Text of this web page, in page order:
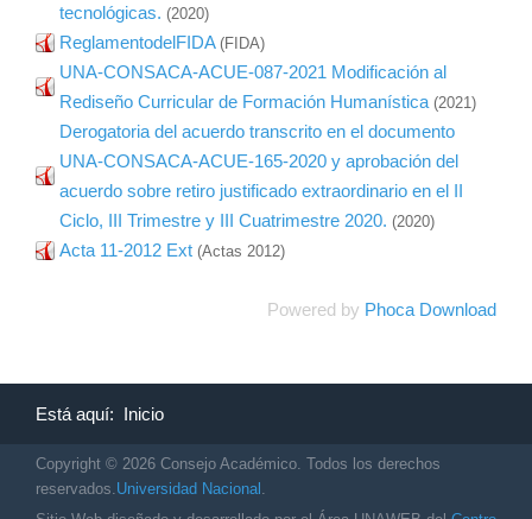
tecnológicas. (2020)
ReglamentodelFIDA (FIDA)
UNA-CONSACA-ACUE-087-2021 Modificación al
Rediseño Curricular de Formación Humanística (2021)
Derogatoria del acuerdo transcrito en el documento
UNA-CONSACA-ACUE-165-2020 y aprobación del
acuerdo sobre retiro justificado extraordinario en el II
Ciclo, III Trimestre y III Cuatrimestre 2020. (2020)
Acta 11-2012 Ext (Actas 2012)
Powered by Phoca Download
Está aquí: Inicio
Copyright © 2026 Consejo Académico. Todos los derechos
reservados. Universidad Nacional